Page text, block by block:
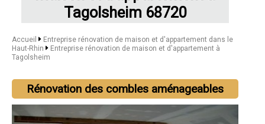
Tagolsheim 68720
Accueil
Entreprise rénovation de maison et d'appartement dans le
Haut-Rhin
Entreprise rénovation de maison et d'appartement à
Tagolsheim
Rénovation des combles aménageables